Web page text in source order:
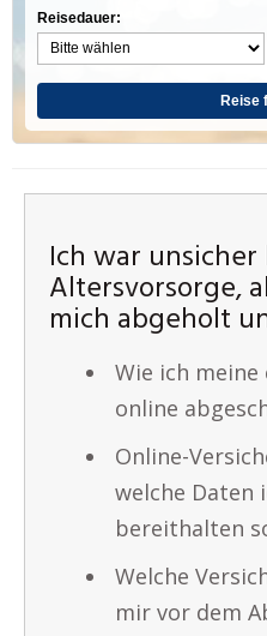
Reisedauer:
Reise
Ich war
Altersvorsorge,
mich abgeholt
Wie ich
online
Online-
welche Daten
bereithalten
Welche
mir vor dem